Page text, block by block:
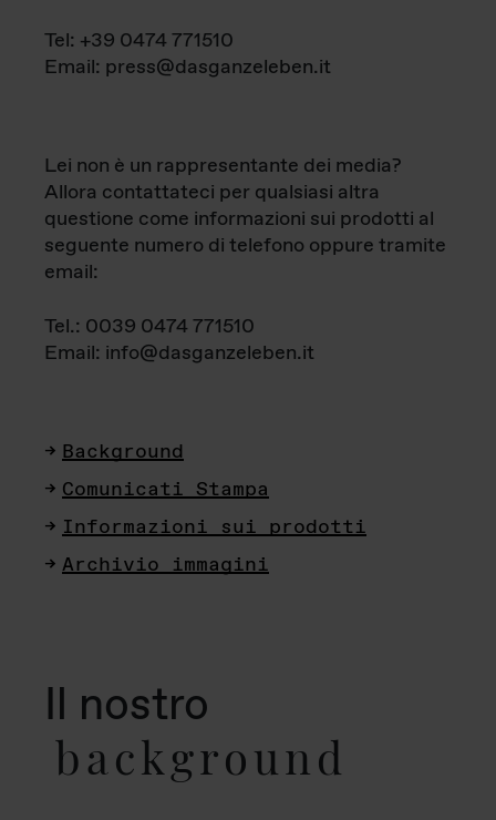
Tel: +39 0474 771510
Email: press@dasganzeleben.it
Lei non è un rappresentante dei media?
Allora contattateci per qualsiasi altra
questione come informazioni sui prodotti al
seguente numero di telefono oppure tramite
email:
Tel.: 0039 0474 771510
Email: info@dasganzeleben.it
Background
Comunicati Stampa
Informazioni sui prodotti
Archivio immagini
Il nostro
background